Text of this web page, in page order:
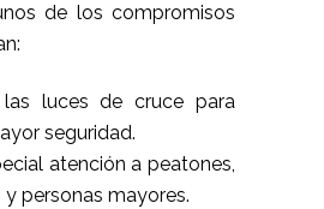
de los compromisos
las luces de cruce para
seguridad.
atención a peatones,
y personas mayores.